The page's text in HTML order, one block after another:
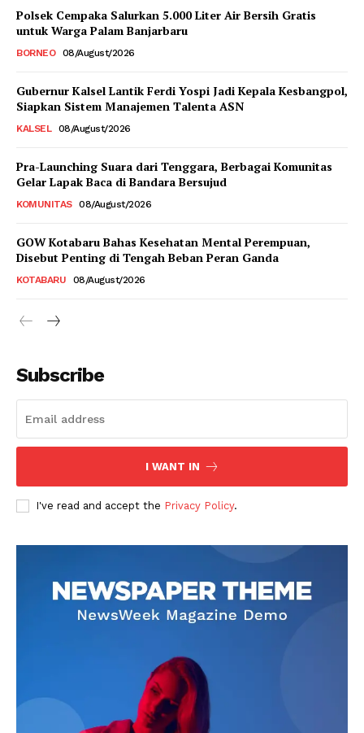
Polsek Cempaka Salurkan 5.000 Liter Air Bersih Gratis
untuk Warga Palam Banjarbaru
BORNEO 08/August/2026
Gubernur Kalsel Lantik Ferdi Yospi Jadi Kepala Kesbangpol,
Siapkan Sistem Manajemen Talenta ASN
KALSEL 08/August/2026
Pra-Launching Suara dari Tenggara, Berbagai Komunitas
Gelar Lapak Baca di Bandara Bersujud
KOMUNITAS 08/August/2026
GOW Kotabaru Bahas Kesehatan Mental Perempuan,
Disebut Penting di Tengah Beban Peran Ganda
KOTABARU 08/August/2026
Subscribe
I WANT IN
I've read and accept the Privacy Policy.